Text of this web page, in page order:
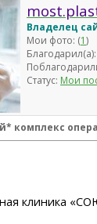
Владелец
Мои фото: (1)
Статус: Мои
комплекс
клиника